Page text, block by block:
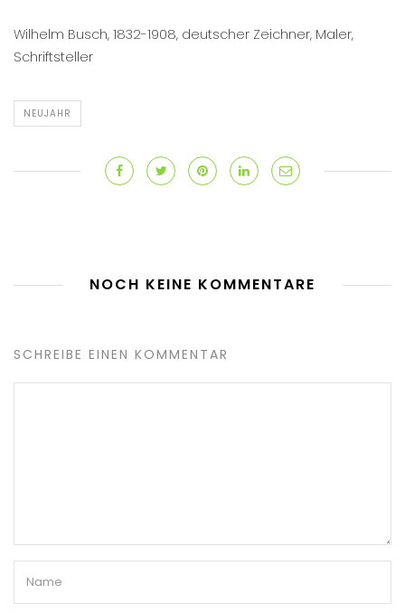
Wilhelm Busch, 1832-1908, deutscher Zeichner, Maler,
Schriftsteller
NEUJAHR
NOCH KEINE KOMMENTARE
SCHREIBE EINEN KOMMENTAR